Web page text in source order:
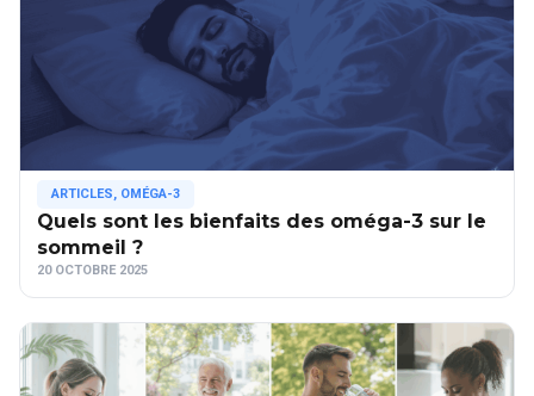
ARTICLES, OMÉGA-3
Quels sont les bienfaits des oméga-3 sur le
sommeil ?
20 OCTOBRE 2025